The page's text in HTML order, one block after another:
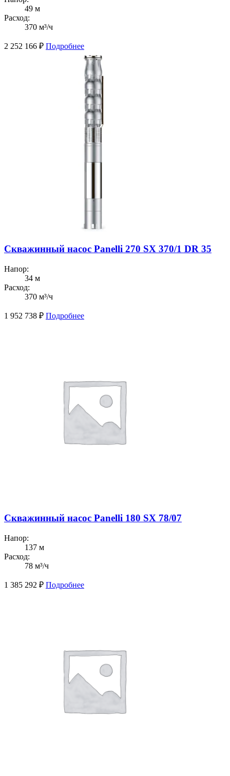
49 м
Расход:
370 м³/ч
2 252 166 ₽ Подробнее
Скважинный насос Panelli 270 SX 370/1 DR 35
Напор:
34 м
Расход:
370 м³/ч
1 952 738 ₽ Подробнее
Скважинный насос Panelli 180 SX 78/07
Напор:
137 м
Расход:
78 м³/ч
1 385 292 ₽ Подробнее